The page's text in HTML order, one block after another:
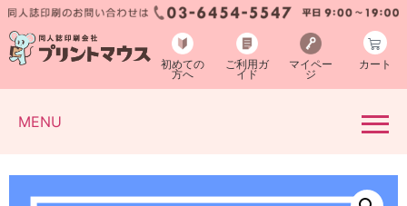
初めての
方へ
ご利用ガ
イド
マイペー
ジ
カート
MENU